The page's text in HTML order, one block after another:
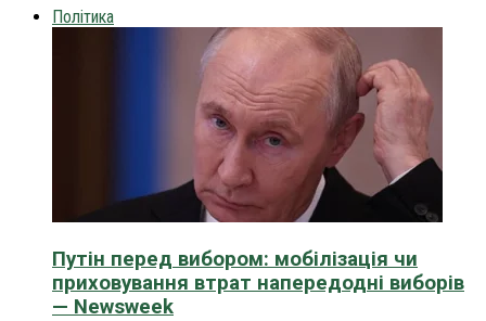
Політика
Путін перед вибором: мобілізація чи
приховування втрат напередодні виборів
— Newsweek